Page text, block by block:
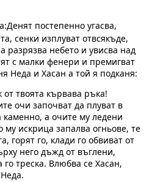
Денят постепенно угасва,
сенки изплуват отвсякъде,
разрязва небето и увисва над
с малки фенери и премигват
Неда и Хасан а той я подканя:
твоята кървава ръка!
очи започват да плуват в
каменно, а очите му ледени
му искрица запалва огньове, те
горят го, клади го обвиват от
него дъжд от въглени,
треска. Влюбва се Хасан,